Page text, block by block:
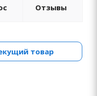
Отзывы
товар